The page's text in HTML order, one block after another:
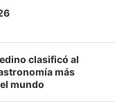
clasificó al
más
mundo